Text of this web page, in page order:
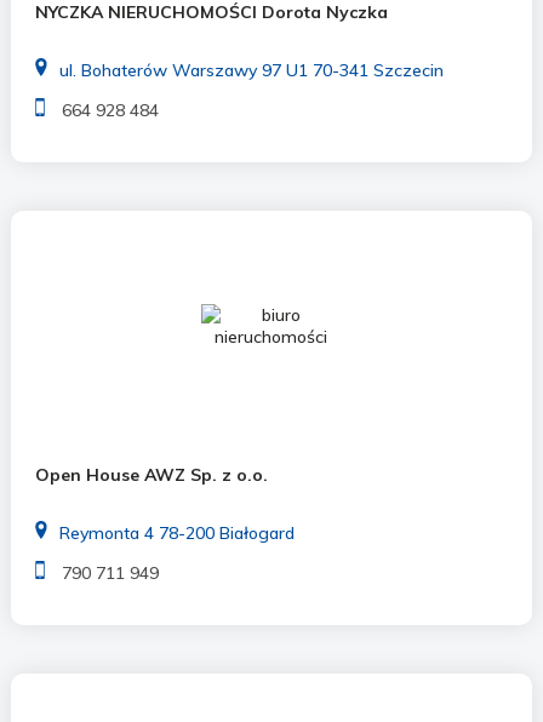
NYCZKA NIERUCHOMOŚCI Dorota Nyczka
ul. Bohaterów Warszawy 97 U1 70-341 Szczecin
664 928 484
Open House AWZ Sp. z o.o.
Reymonta 4 78-200 Białogard
790 711 949